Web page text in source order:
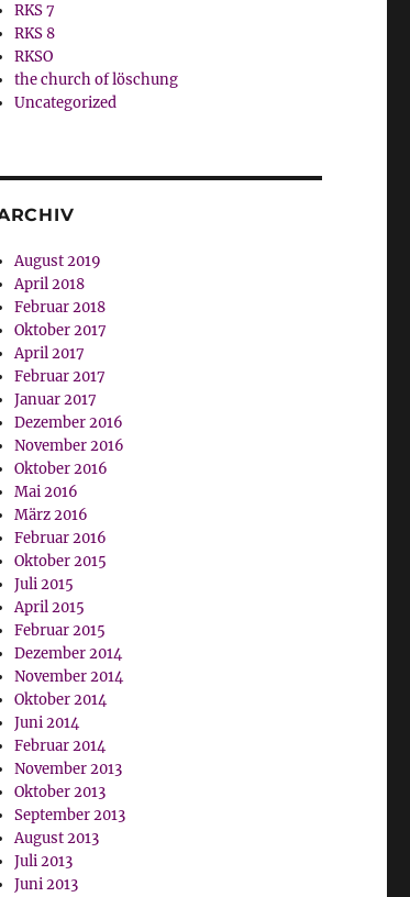
RKS 7
RKS 8
RKSO
the church of löschung
Uncategorized
August 2019
April 2018
Februar 2018
Oktober 2017
April 2017
Februar 2017
Januar 2017
Dezember 2016
November 2016
Oktober 2016
Mai 2016
März 2016
Februar 2016
Oktober 2015
Juli 2015
April 2015
Februar 2015
Dezember 2014
November 2014
Oktober 2014
Juni 2014
Februar 2014
November 2013
Oktober 2013
September 2013
August 2013
Juli 2013
Juni 2013